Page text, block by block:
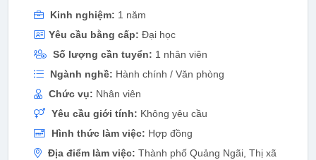
Kinh nghiệm: 1 năm
Yêu cầu bằng cấp: Đại học
Số lượng cần tuyển: 1 nhân viên
Ngành nghề: Hành chính / Văn phòng
Chức vụ: Nhân viên
Yêu cầu giới tính: Không yêu cầu
Hình thức làm việc: Hợp đồng
Địa điểm làm việc: Thành phố Quảng Ngãi, Thị xã